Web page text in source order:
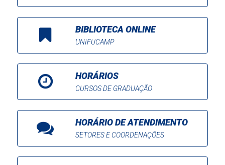
BIBLIOTECA ONLINE
UNIFUCAMP
HORÁRIOS
CURSOS DE GRADUAÇÃO
HORÁRIO DE ATENDIMENTO
SETORES E COORDENAÇÕES